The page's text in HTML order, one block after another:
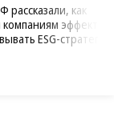
как
ESG-стратегию